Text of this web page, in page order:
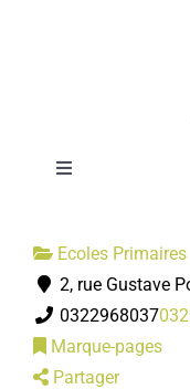
Toggle
DÉMARCHES
SERVICES
Ecoles Primaires
2, rue Gustave
0322968037
Marque-pages
Partager